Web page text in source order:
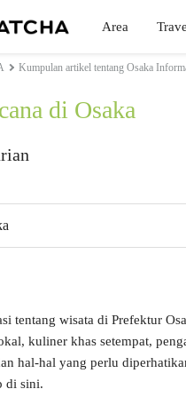
Area
Kumpulan artikel tentang Osaka
di Osaka
tentang wisata di Prefektur
kuliner khas setempat,
hal-hal yang perlu
di sini.